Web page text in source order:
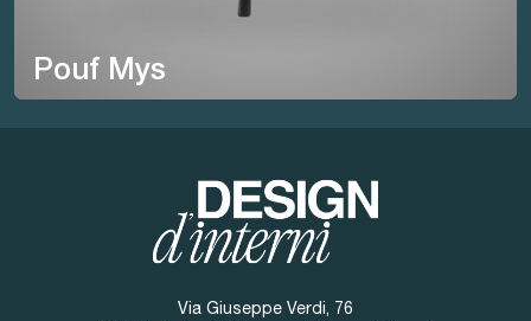
Pouf Mys
Via Giuseppe Verdi, 76